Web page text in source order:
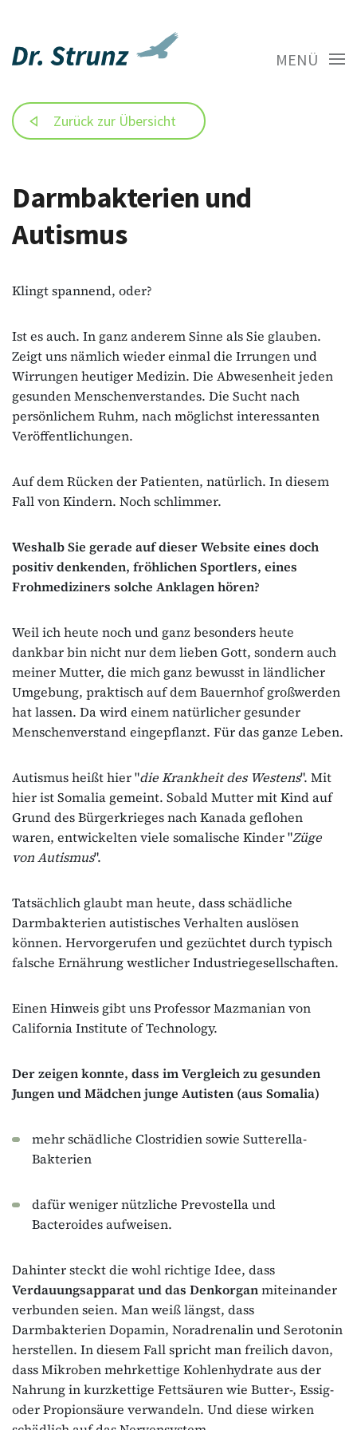
MENÜ
Zurück zur Übersicht
Darmbakterien und
Autismus
Klingt spannend, oder?
Ist es auch. In ganz anderem Sinne als Sie glauben.
Zeigt uns nämlich wieder einmal die Irrungen und
Wirrungen heutiger Medizin. Die Abwesenheit jeden
gesunden Menschenverstandes. Die Sucht nach
persönlichem Ruhm, nach möglichst interessanten
Veröffentlichungen.
Auf dem Rücken der Patienten, natürlich. In diesem
Fall von Kindern. Noch schlimmer.
Weshalb Sie gerade auf dieser Website eines doch
positiv denkenden, fröhlichen Sportlers, eines
Frohmediziners solche Anklagen hören?
Weil ich heute noch und ganz besonders heute
dankbar bin nicht nur dem lieben Gott, sondern auch
meiner Mutter, die mich ganz bewusst in ländlicher
Umgebung, praktisch auf dem Bauernhof großwerden
hat lassen. Da wird einem natürlicher gesunder
Menschenverstand eingepflanzt. Für das ganze Leben.
Autismus heißt hier "die Krankheit des Westens". Mit
hier ist Somalia gemeint. Sobald Mutter mit Kind auf
Grund des Bürgerkrieges nach Kanada geflohen
waren, entwickelten viele somalische Kinder "Züge
von Autismus".
Tatsächlich glaubt man heute, dass schädliche
Darmbakterien autistisches Verhalten auslösen
können. Hervorgerufen und gezüchtet durch typisch
falsche Ernährung westlicher Industriegesellschaften.
Einen Hinweis gibt uns Professor Mazmanian von
California Institute of Technology.
Der zeigen konnte, dass im Vergleich zu gesunden
Jungen und Mädchen junge Autisten (aus Somalia)
mehr schädliche Clostridien sowie Sutterella-
Bakterien
dafür weniger nützliche Prevostella und
Bacteroides aufweisen.
Dahinter steckt die wohl richtige Idee, dass
Verdauungsapparat und das Denkorganmiteinander
verbunden seien. Man weiß längst, dass
Darmbakterien Dopamin, Noradrenalin und Serotonin
herstellen. In diesem Fall spricht man freilich davon,
dass Mikroben mehrkettige Kohlenhydrate aus der
Nahrung in kurzkettige Fettsäuren wie Butter-, Essig-
oder Propionsäure verwandeln. Und diese wirken